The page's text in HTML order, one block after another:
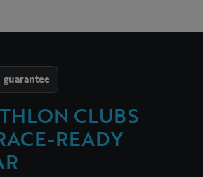
guarantee
CLUBS
READY